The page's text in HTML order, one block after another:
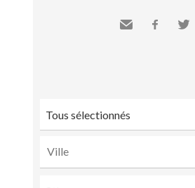
Tous sélectionnés